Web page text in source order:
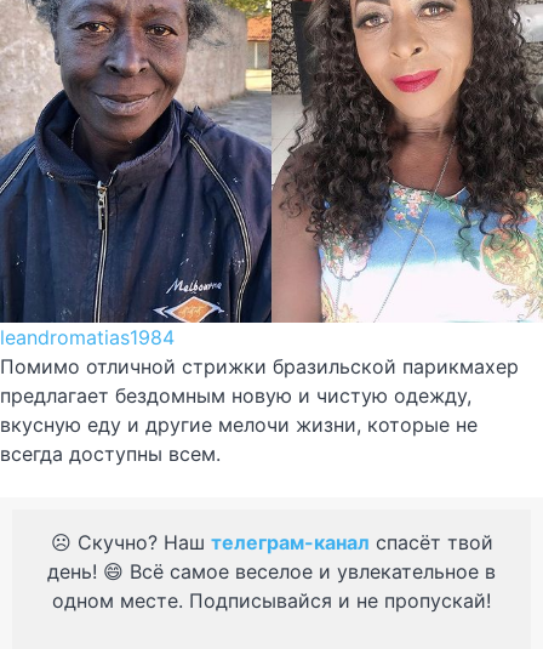
leandromatias1984
Помимо отличной стрижки бразильской парикмахер
предлагает бездомным новую и чистую одежду,
вкусную еду и другие мелочи жизни, которые не
всегда доступны всем.
☹️ Скучно? Наш телеграм-канал спасёт твой
день! 😄 Всё самое веселое и увлекательное в
одном месте. Подписывайся и не пропускай!